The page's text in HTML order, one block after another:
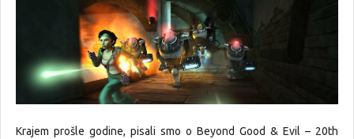
Krajem prošle godine, pisali smo o Beyond Good & Evil – 20th